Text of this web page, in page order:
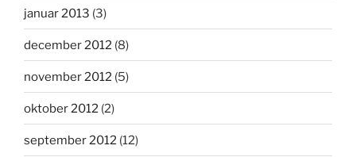
januar 2013 (3)
december 2012 (8)
november 2012 (5)
oktober 2012 (2)
september 2012 (12)